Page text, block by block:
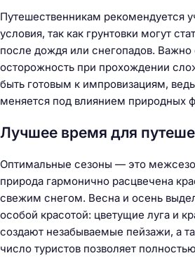
Путешественникам рекомендуется
условия, так как грунтовки могут
после дождя или снегопадов.
осторожность при прохождении
быть готовым к импровизациям,
меняется под влиянием природных
Лучшее время для
Оптимальные сезоны — это
природа гармонично расцвечена
свежим снегом. Весна и осень
особой красотой: цветущие луга и
создают незабываемые пейзажи, а
число туристов позволяет